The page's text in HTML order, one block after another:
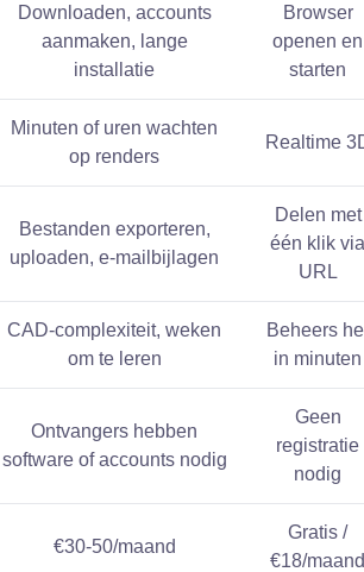
Downloaden, accounts
aanmaken, lange
installatie
Browser
openen en
starten
Minuten of uren wachten
op renders
Realtime
Bestanden exporteren,
uploaden, e-mailbijlagen
Delen met
één klik via
URL
CAD-complexiteit, weken
om te leren
Beheers
in minuten
Ontvangers hebben
software of accounts nodig
Geen
registratie
nodig
€30-50/maand
Gratis /
€18/maand